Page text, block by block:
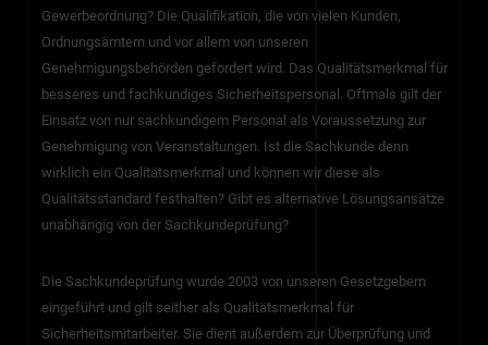
Gewerbeordnung? Die Qualifikation, die von vielen Kunden,
Ordnungsämtern und vor allem von unseren
Genehmigungsbehörden gefordert wird. Das Qualitätsmerkmal für
besseres und fachkundiges Sicherheitspersonal. Oftmals gilt der
Einsatz von nur sachkundigem Personal als Voraussetzung zur
Genehmigung von Veranstaltungen. Ist die Sachkunde denn
wirklich ein Qualitätsmerkmal und können wir diese als
Qualitätsstandard festhalten? Gibt es alternative Lösungsansätze
unabhängig von der Sachkundeprüfung?
Die Sachkundeprüfung wurde 2003 von unseren Gesetzgebern
eingeführt und gilt seither als Qualitätsmerkmal für
Sicherheitsmitarbeiter. Sie dient außerdem zur Überprüfung und